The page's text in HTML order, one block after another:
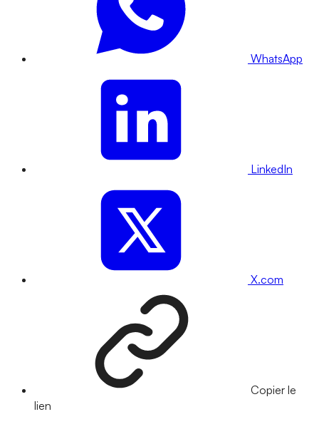
WhatsApp
LinkedIn
X.com
Copier le
lien